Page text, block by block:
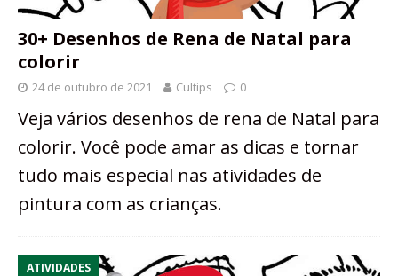
30+ Desenhos de Rena de Natal para
colorir
24 de outubro de 2021 Cultips 0
Veja vários desenhos de rena de Natal para
colorir. Você pode amar as dicas e tornar
tudo mais especial nas atividades de
pintura com as crianças.
ATIVIDADES